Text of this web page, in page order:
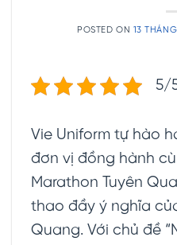
POSTED ON 13
5/
Vie Uniform tự hào
đơn vị đồng hành
Marathon Tuyên
thao đầy ý nghĩa
Quang. Với chủ đề